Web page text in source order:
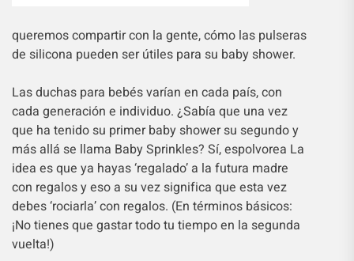
queremos compartir con la gente, cómo las pulseras
de silicona pueden ser útiles para su baby shower.
Las duchas para bebés varían en cada país, con
cada generación e individuo. ¿Sabía que una vez
que ha tenido su primer baby shower su segundo y
más allá se llama Baby Sprinkles? Sí, espolvorea La
idea es que ya hayas ‘regalado’ a la futura madre
con regalos y eso a su vez significa que esta vez
debes ‘rociarla’ con regalos. (En términos básicos:
¡No tienes que gastar todo tu tiempo en la segunda
vuelta!)